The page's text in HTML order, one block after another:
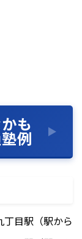
も
例
目駅（駅から